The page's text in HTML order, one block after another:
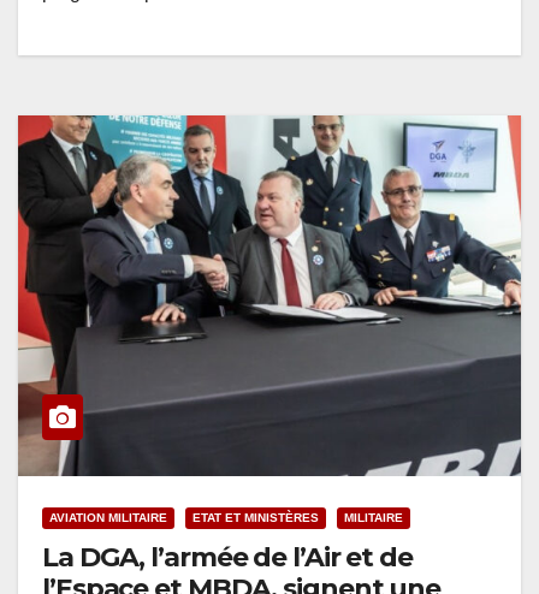
AVIATION MILITAIRE ETAT ET MINISTÈRES MILITAIRE
La DGA, l’armée de l’Air et de